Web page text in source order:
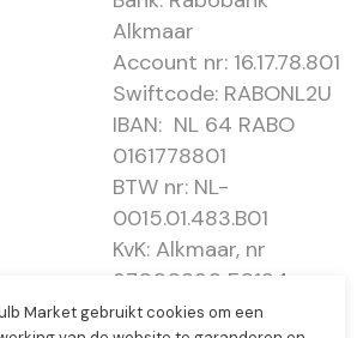
Alkmaar
Account nr: 16.17.78.801
Swiftcode: RABONL2U
IBAN: NL 64 RABO
0161778801
BTW nr: NL-
0015.01.483.B01
KvK: Alkmaar, nr
37000830 E0194 -
EBO 505
Market gebruikt cookies om een